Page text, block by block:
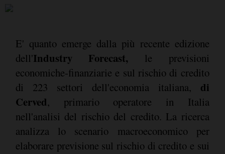
E' quanto emerge dalla più recente edizione
dell'Industry Forecast, le previsioni
economiche-finanziarie e sul rischio di credito
di 223 settori dell'economia italiana, di
Cerved, primario operatore in Italia
nell'analisi del rischio del credito. La ricerca
analizza lo scenario macroeconomico per
elaborare previsione sul rischio di credito e sui